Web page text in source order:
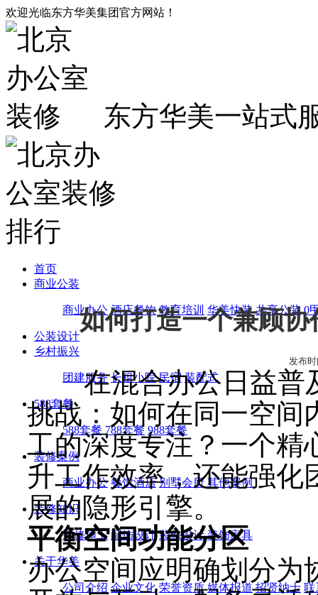
欢迎光临东方华美集团官方网站！
东方华美一站式
首页
商业公装
商业办公 酒店餐饮 教育培训 华美快装 共享公装 0
公装设计
乡村振兴
团建服务 长租小院 民宿 装配式
588套餐
588套餐 788套餐 988套餐
装修案例
商业办公 餐饮酒店 别墅会所 其他案例
装修知识
装修施工 配饰设计 装修设计 装饰家具
关于华美
公司介绍 企业文化 荣誉资质 媒体报道 招贤纳士 联
如何打造一个兼顾
发布时
在混合办公日益普
挑战：如何在同一空间
工的深度专注？一个精
升工作效率，还能强化
展的隐形引擎。
平衡空间功能分区
办公空间应明确划分为